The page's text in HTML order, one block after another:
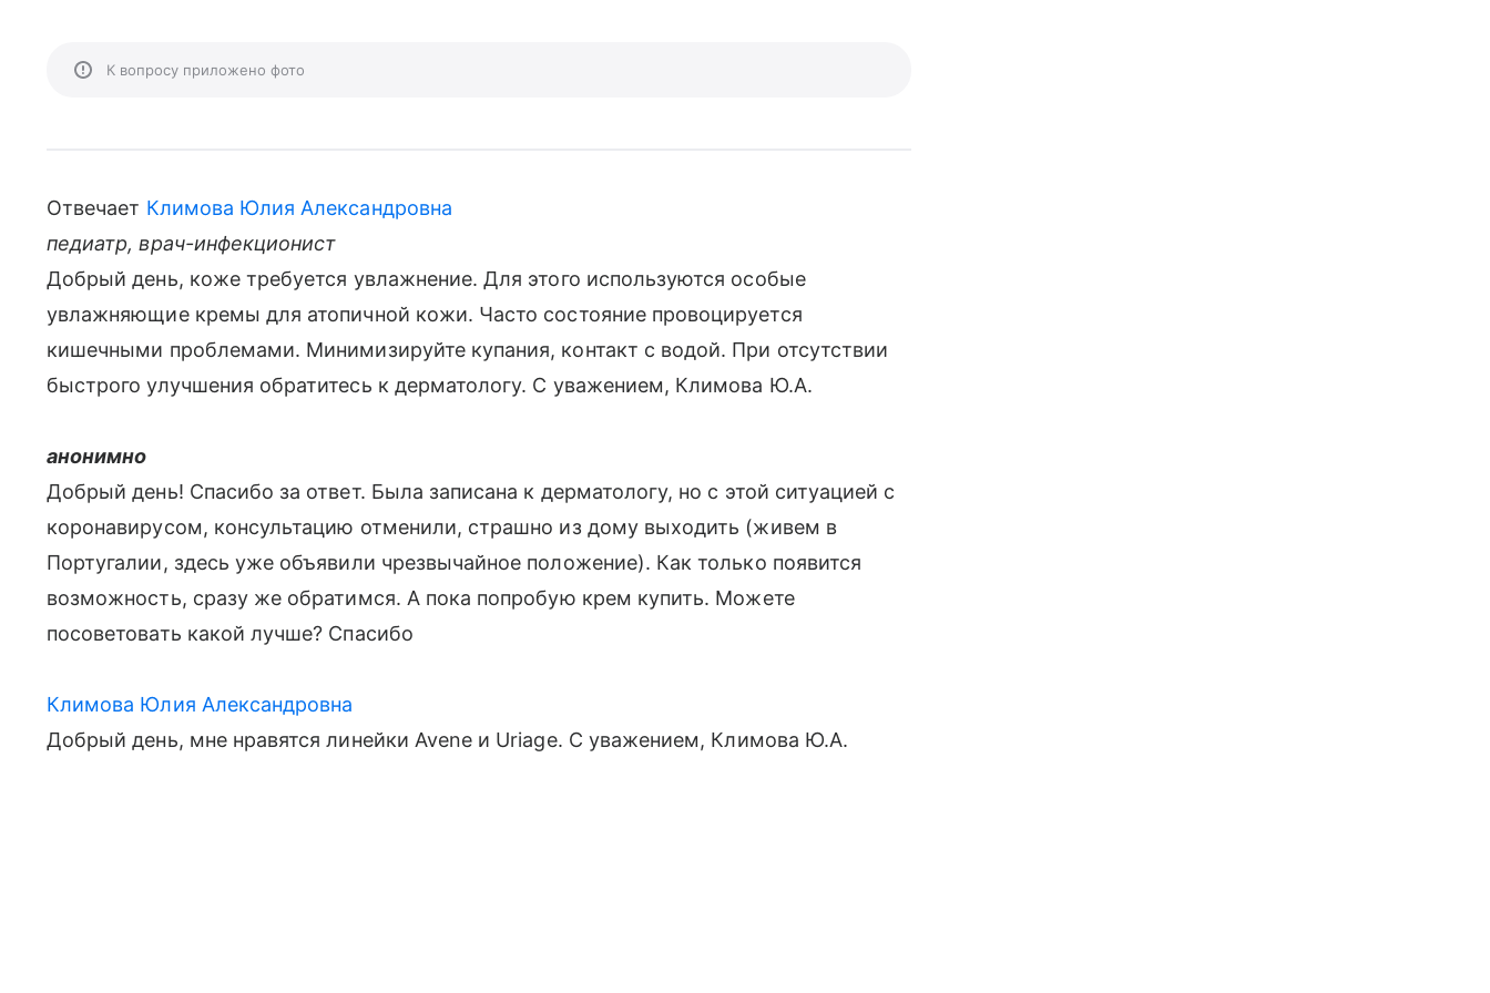
К вопросу приложено фото
Отвечает Климова Юлия Александровна
педиатр, врач-инфекционист
Добрый день, коже требуется увлажнение. Для этого используются особые
увлажняющие кремы для атопичной кожи. Часто состояние провоцируется
кишечными проблемами. Минимизируйте купания, контакт с водой. При отсутствии
быстрого улучшения обратитесь к дерматологу. С уважением, Климова Ю.А.
анонимно
Добрый день! Спасибо за ответ. Была записана к дерматологу, но с этой ситуацией с
коронавирусом, консультацию отменили, страшно из дому выходить (живем в
Португалии, здесь уже объявили чрезвычайное положение). Как только появится
возможность, сразу же обратимся. А пока попробую крем купить. Можете
посоветовать какой лучше? Спасибо
Климова Юлия Александровна
Добрый день, мне нравятся линейки Avene и Uriage. C уважением, Климова Ю.А.